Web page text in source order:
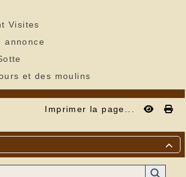
Visites
annonce
et des moulins
Imprimer la page...
